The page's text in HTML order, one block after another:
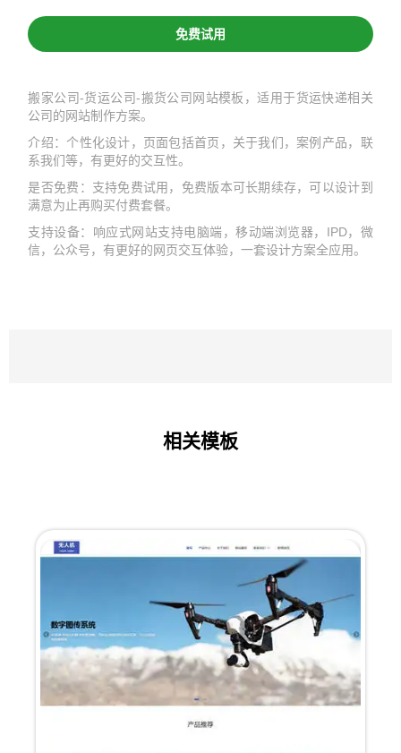
免费试用
搬家公司-货运公司-搬货公司网站模板，适用于货运快递相关
公司的网站制作方案。
介绍：个性化设计，页面包括首页，关于我们，案例产品，联
系我们等，有更好的交互性。
是否免费：支持免费试用，免费版本可长期续存，可以设计到
满意为止再购买付费套餐。
支持设备：响应式网站支持电脑端，移动端浏览器，IPD，微
信，公众号，有更好的网页交互体验，一套设计方案全应用。
相关模板